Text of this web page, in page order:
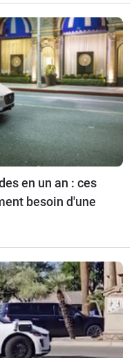
en un an : ces
besoin d'une